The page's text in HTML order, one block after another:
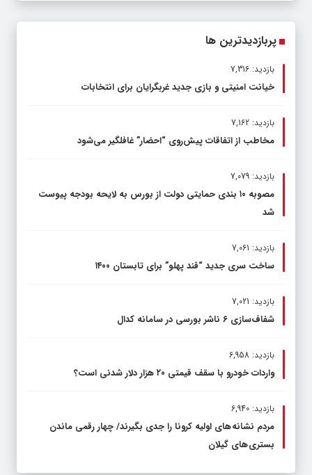
پربازدیدترین ها
بازدید: 7,316
خیانت امنیتی و بازی جدید غربگرایان برای انتخابات
بازدید: 7,162
مخاطب از اتفاقات پیش‌روی “احضار” غافلگیر می‌شود
بازدید: 7,079
مصوبه ۱۰ بندی حمایتی دولت از بورس به لایحه بودجه پیوست
شد
بازدید: 7,061
ساخت سری جدید “قند پهلو” برای تابستان ۱۴۰۰
بازدید: 7,021
شفاف‌سازی ۶ ناشر بورسی در سامانه کدال
بازدید: 6,958
واردات خودرو با سقف قیمتی ۲۰ هزار دلار شدنی است؟
بازدید: 6,940
مردم نشانه های اولیه کرونا را جدی بگیرند/ چهار رقمی ماندن
بستری های گیلان